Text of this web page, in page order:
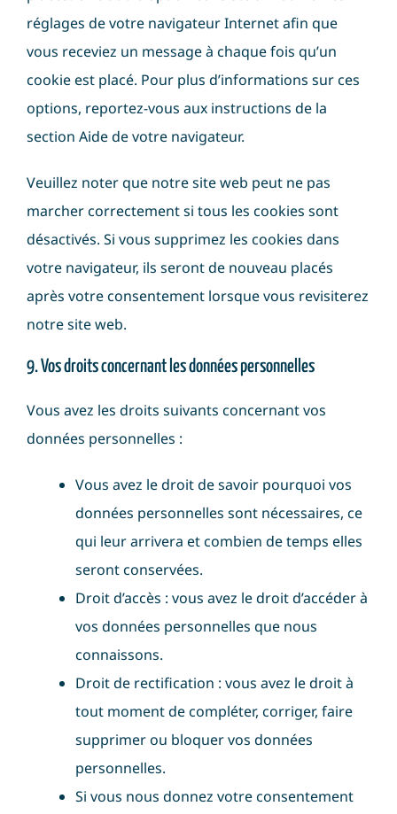
réglages de votre navigateur Internet afin que
vous receviez un message à chaque fois qu’un
cookie est placé. Pour plus d’informations sur ces
options, reportez-vous aux instructions de la
section Aide de votre navigateur.
Veuillez noter que notre site web peut ne pas
marcher correctement si tous les cookies sont
désactivés. Si vous supprimez les cookies dans
votre navigateur, ils seront de nouveau placés
après votre consentement lorsque vous revisiterez
notre site web.
9. Vos droits concernant les données personnelles
Vous avez les droits suivants concernant vos
données personnelles :
Vous avez le droit de savoir pourquoi vos
données personnelles sont nécessaires, ce
qui leur arrivera et combien de temps elles
seront conservées.
Droit d’accès : vous avez le droit d’accéder à
vos données personnelles que nous
connaissons.
Droit de rectification : vous avez le droit à
tout moment de compléter, corriger, faire
supprimer ou bloquer vos données
personnelles.
Si vous nous donnez votre consentement